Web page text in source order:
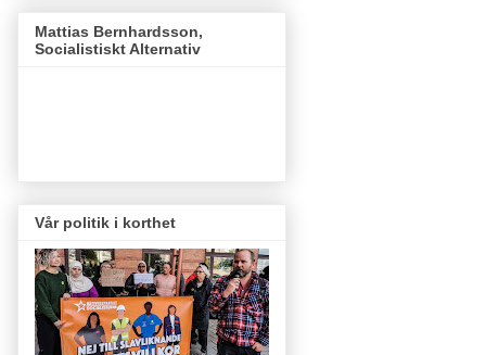
Mattias Bernhardsson,
Socialistiskt Alternativ
Vår politik i korthet